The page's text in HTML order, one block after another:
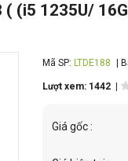
(i5 1235U/
Mã SP: LTDE188 |
Lượt xem: 1442 |
Giá gốc :